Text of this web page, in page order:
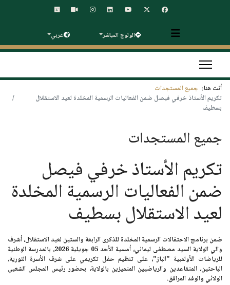
الولوج المباشر عربي
أنت هنا: جميع المستجدات
تكريم الأستاذ خرفي فيصل ضمن الفعاليات الرسمية المخلدة لعيد الاستقلال
بسطيف
جميع المستجدات
تكريم الأستاذ خرفي فيصل
ضمن الفعاليات الرسمية المخلدة
لعيد الاستقلال بسطيف
ضمن برنامج الاحتفالات الرسمية المخلدة للذكرى الرابعة والستين لعيد الاستقلال، أشرف
والي الولاية السيد مصطفى ليماني، أمسية الأحد 05 جويلية 2026،
بالمدرسة الوطنية
للرياضات الأولمبية "الباز"، على تنظيم حفل تكريمي على شرف الأسرة الثورية،
الباحثين، المتقاعدين والرياضيين المتميزين بالولاية، بحضور رئيس المجلس الشعبي
الولائي والوفد المرافق.